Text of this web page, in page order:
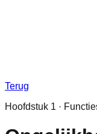
Terug
Hoofdstuk 1 ·